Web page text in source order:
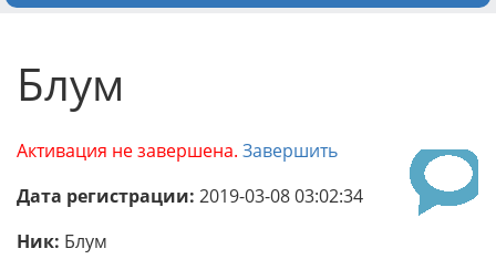
Блум
Активация не завершена. Завершить
Дата регистрации: 2019-03-08 03:02:34
Ник: Блум